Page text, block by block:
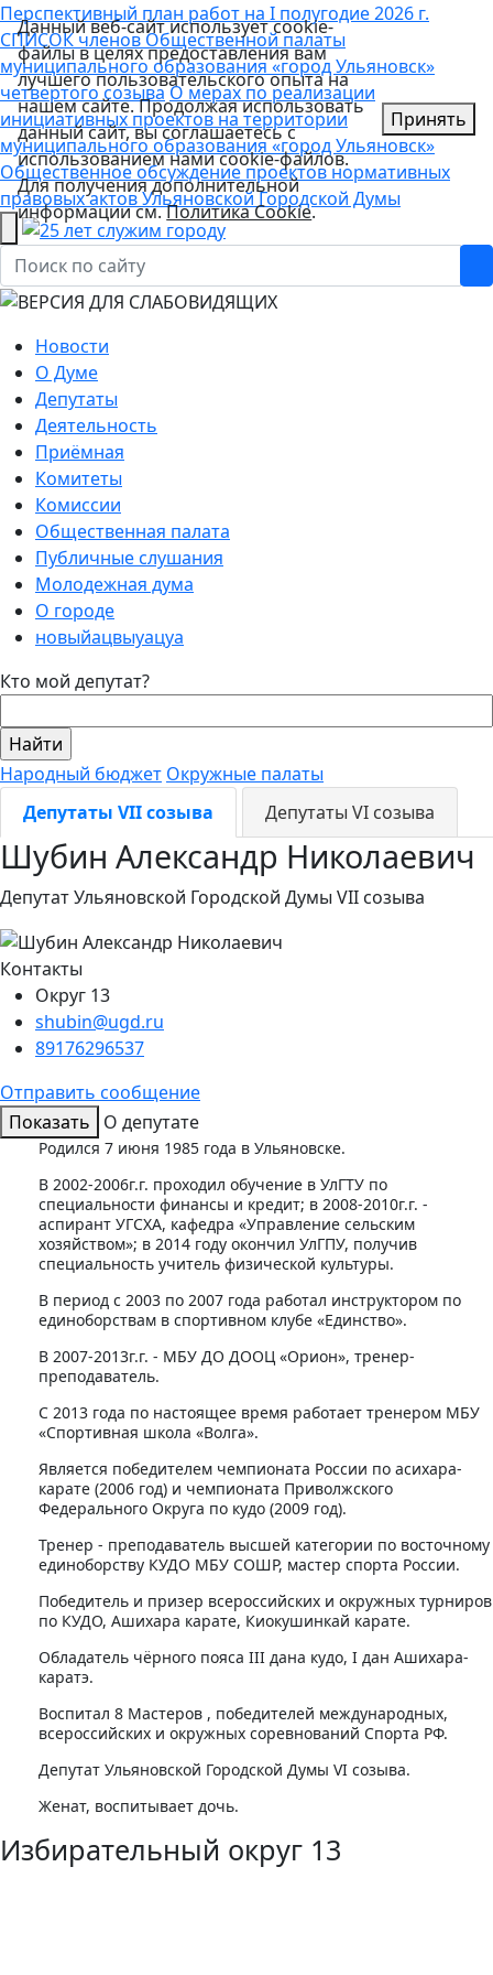
Перспективный план работ на I полугодие 2026 г.
СПИСОК членов Общественной палаты
муниципального образования «город Ульяновск»
четвертого созываО мерах по реализации
инициативных проектов на территории
муниципального образования «город Ульяновск»
Общественное обсуждение проектов нормативных
правовых актов Ульяновской Городской Думы
Новости
О Думе
Депутаты
Деятельность
Приёмная
Комитеты
Комиссии
Общественная палата
Публичные слушания
Молодежная дума
О городе
новыйацвыуацуа
Кто мой депутат?
Народный бюджет Окружные палаты
Депутаты VII созыва
Депутаты VI созыва
Шубин Александр Николаевич
Депутат Ульяновской Городской Думы VII созыва
Контакты
Округ 13
shubin@ugd.ru
89176296537
Отправить сообщение
Показать
О депутате
Родился 7 июня 1985 года в Ульяновске.
В 2002-2006г.г. проходил обучение в УлГТУ по
специальности финансы и кредит; в 2008-2010г.г. -
аспирант УГСХА, кафедра «Управление сельским
хозяйством»; в 2014 году окончил УлГПУ, получив
специальность учитель физической культуры.
В период с 2003 по 2007 года работал инструктором по
единоборствам в спортивном клубе «Единство».
В 2007-2013г.г. - МБУ ДО ДООЦ «Орион», тренер-
преподаватель.
С 2013 года по настоящее время работает тренером МБУ
«Спортивная школа «Волга».
Является победителем чемпионата России по асихара-
карате (2006 год) и чемпионата Приволжского
Федерального Округа по кудо (2009 год).
Тренер - преподаватель высшей категории по восточному
единоборству КУДО МБУ СОШР, мастер спорта России.
Победитель и призер всероссийских и окружных турниров
по КУДО, Ашихара карате, Киокушинкай карате.
Обладатель чёрного пояса III дана кудо, I дан Ашихара-
каратэ.
Воспитал 8 Мастеров , победителей международных,
всероссийских и окружных соревнований Спорта РФ.
Депутат Ульяновской Городской Думы VI созыва.
Женат, воспитывает дочь.
Избирательный округ 13
Данный веб-сайт использует cookie-
файлы в целях предоставления вам
лучшего пользовательского опыта на
нашем сайте. Продолжая использовать
данный сайт, вы соглашаетесь с
использованием нами cookie-файлов.
Для получения дополнительной
информации см.Политика Cookie.
Принять